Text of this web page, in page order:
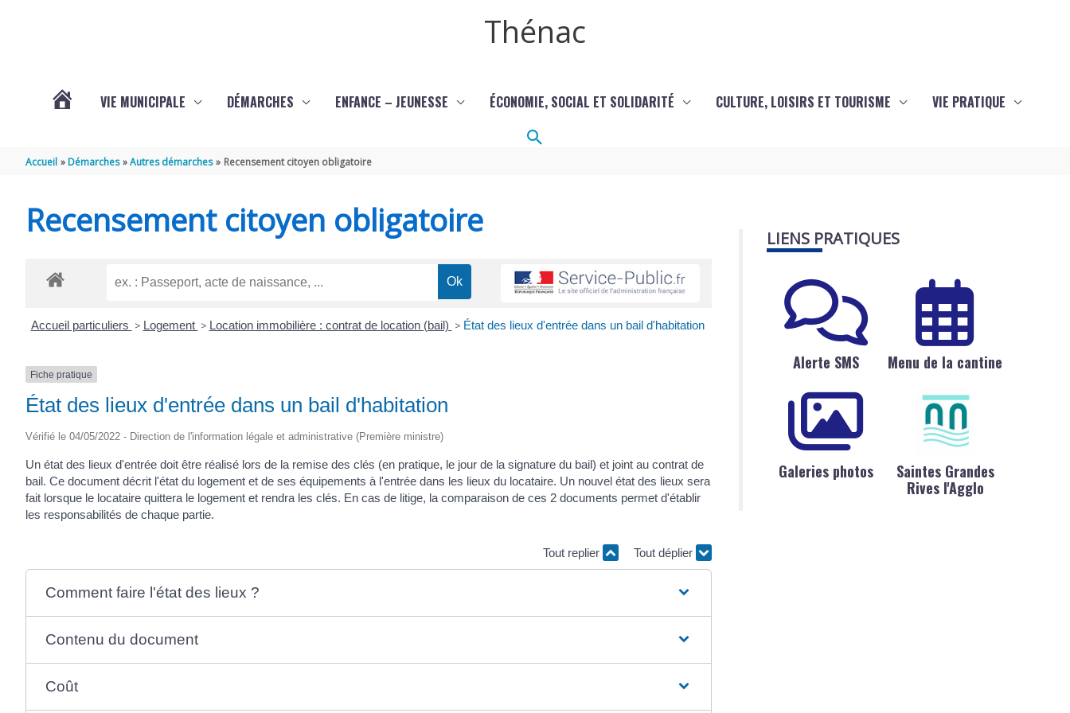
Thénac
THÉNAC
VIE MUNICIPALE DÉMARCHES ENFANCE – JEUNESSE ÉCONOMIE, SOCIAL ET SOLIDARITÉ CULTURE, LOISIRS ET TOURISME VIE PRATIQUE
Rechercher
Accueil Démarches Autres démarches Recensement citoyen obligatoire
Recensement citoyen obligatoire
Accueil particuliers > Logement > Location immobilière : contrat de location (bail) > État des lieux d'entrée dans un bail d'habitation
Fiche pratique
État des lieux d'entrée dans un bail d'habitation
Vérifié le 04/05/2022 - Direction de l'information légale et administrative (Première ministre)
Un état des lieux d'entrée doit être réalisé lors de la remise des clés (en pratique, le jour de la signature du bail) et joint au contrat de
bail. Ce document décrit l'état du logement et de ses équipements à l'entrée dans les lieux du locataire. Un nouvel état des lieux sera
fait lorsque le locataire quittera le logement et rendra les clés. En cas de litige, la comparaison de ces 2 documents permet d'établir
les responsabilités de chaque partie.
Tout replier Tout déplier
Comment faire l'état des lieux ?
Contenu du document
Coût
LIENS PRATIQUES
Alerte SMS Menu de la cantine
Galeries photos
Saintes Grandes
Rives l'Agglo